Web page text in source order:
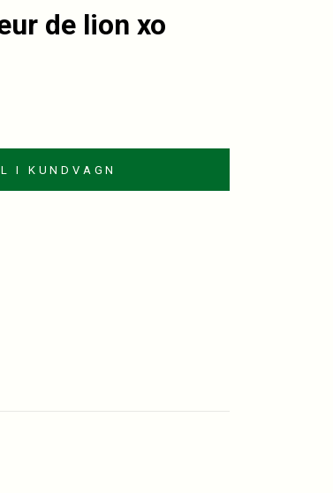
de lion xo
I KUNDVAGN